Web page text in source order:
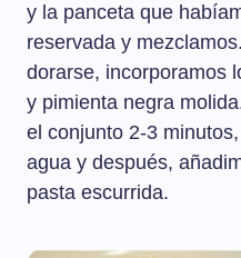
y la panceta que
reservada y
dorarse, incorporamos
y pimienta negra
el conjunto 2-3
agua y después,
pasta escurrida.